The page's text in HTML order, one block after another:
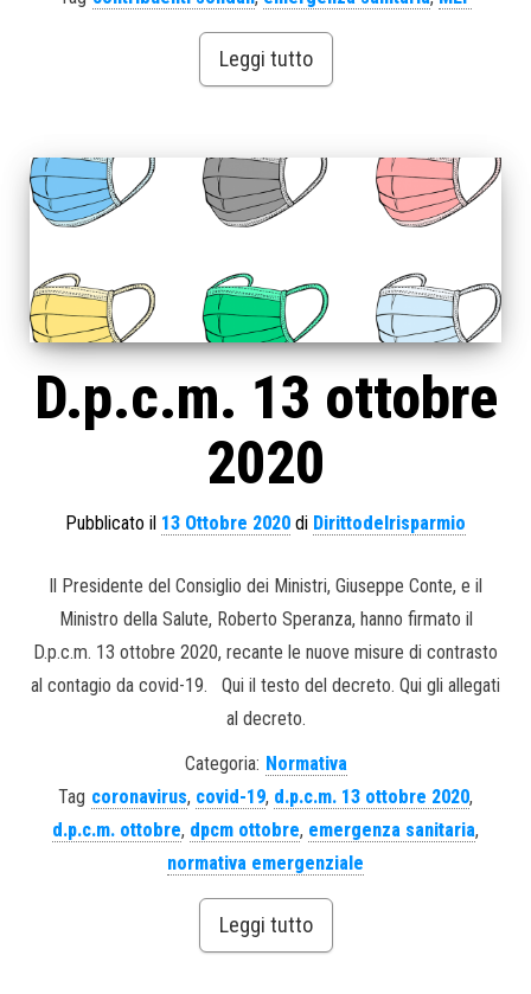
Leggi tutto
D.p.c.m. 13 ottobre
2020
Pubblicato il 13 Ottobre 2020 di Dirittodelrisparmio
Il Presidente del Consiglio dei Ministri, Giuseppe Conte, e il
Ministro della Salute, Roberto Speranza, hanno firmato il
D.p.c.m. 13 ottobre 2020, recante le nuove misure di contrasto
al contagio da covid-19. Qui il testo del decreto. Qui gli allegati
al decreto.
Categoria: Normativa
Tag coronavirus, covid-19, d.p.c.m. 13 ottobre 2020,
d.p.c.m. ottobre, dpcm ottobre, emergenza sanitaria,
normativa emergenziale
Leggi tutto